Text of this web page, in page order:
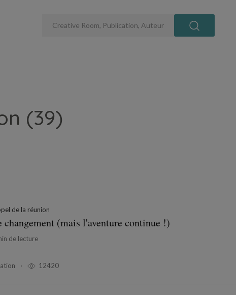
(39)
de la réunion
changement (mais l'aventure continue !)
de lecture
12420